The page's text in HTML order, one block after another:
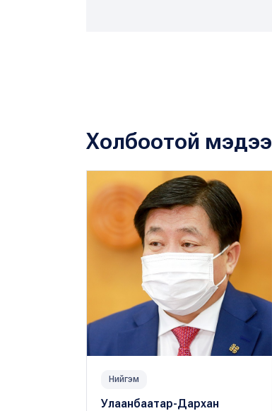
Холбоотой мэдээ
Нийгэм
Улаанбаатар-Дархан